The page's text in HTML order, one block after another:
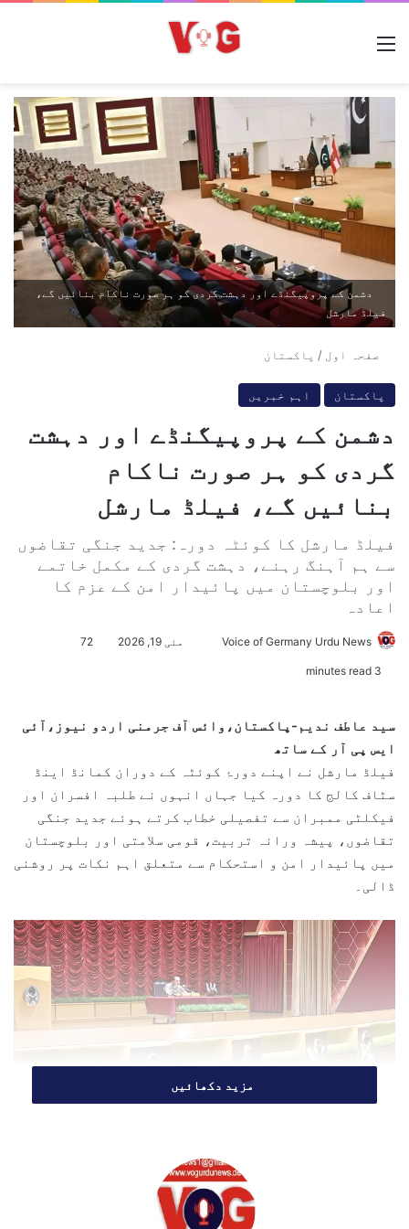
دشمن کے پروپیگنڈے اور دہشت گردی کو ہر صورت ناکام بنائیں گے،
فیلڈ مارشل
صفحہ اول / پاکستان
پاکستان اہم خبریں
دشمن کے پروپیگنڈے اور دہشت
گردی کو ہر صورت ناکام
بنائیں گے، فیلڈ مارشل
فیلڈ مارشل کا کوئٹہ دورہ: جدید جنگی تقاضوں
سے ہم آہنگ رہنے، دہشت گردی کے مکمل خاتمے
اور بلوچستان میں پائیدار امن کے عزم کا
اعادہ
Voice of Germany Urdu News
a
e
m
a
مئی 19, 2026 72
سید عاطف ندیم-پاکستان،وائس آف جرمنی اردو نیوز،آئی
ایس پی آر کے ساتھ
فیلڈ مارشل نے اپنے دورۂ کوئٹہ کے دوران کمانڈ اینڈ
سٹاف کالج کا دورہ کیا جہاں انہوں نے طلبہ افسران اور
فیکلٹی ممبران سے تفصیلی خطاب کرتے ہوئے جدید جنگی
تقاضوں، پیشہ ورانہ تربیت، قومی سلامتی اور بلوچستان
میں پائیدار امن و استحکام سے متعلق اہم نکات پر روشنی
ڈالی۔
کوئٹہ کے تربیتی معیار، فکری سختی، تحقیقی ماحول اور
پیشہ ورانہ مہارت کو زبردست خراجِ تحسین پیش کیا۔
انہوں نے کہا کہ یہ ادارہ پاک فوج کے ان ممتاز تربیتی
مزید دکھائیں